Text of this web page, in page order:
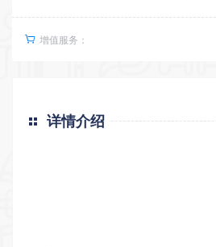
增值服务：
详情介绍